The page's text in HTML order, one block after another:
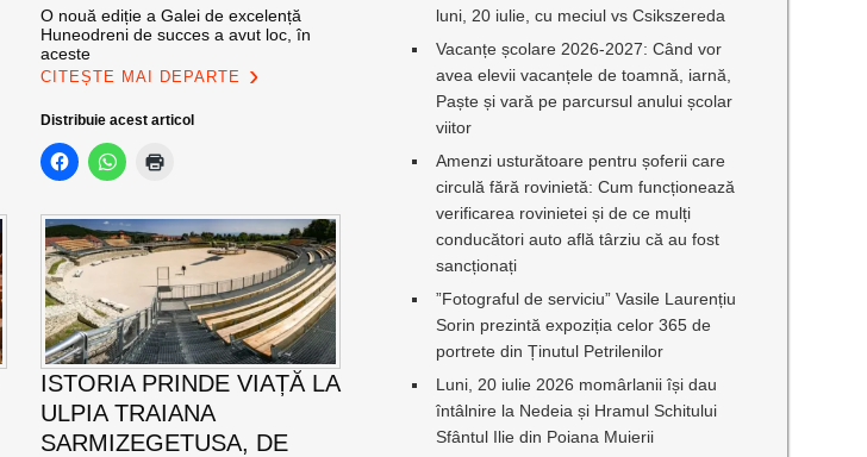
O nouă ediție a Galei de excelență
Huneodreni de succes a avut loc, în
aceste
CITEȘTE MAI DEPARTE
Distribuie acest articol
ISTORIA PRINDE VIAȚĂ LA
ULPIA TRAIANA
SARMIZEGETUSA, DE
luni, 20 iulie, cu meciul vs Csikszereda
Vacanțe școlare 2026-2027: Când vor
avea elevii vacanțele de toamnă, iarnă,
Paște și vară pe parcursul anului școlar
viitor
Amenzi usturătoare pentru șoferii care
circulă fără rovinietă: Cum funcționează
verificarea rovinietei și de ce mulți
conducători auto află târziu că au fost
sancționați
”Fotograful de serviciu” Vasile Laurențiu
Sorin prezintă expoziția celor 365 de
portrete din Ținutul Petrilenilor
Luni, 20 iulie 2026 momârlanii își dau
întâlnire la Nedeia și Hramul Schitului
Sfântul Ilie din Poiana Muierii